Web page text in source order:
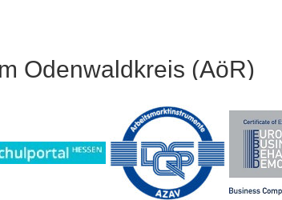
Odenwaldkreis (AöR)